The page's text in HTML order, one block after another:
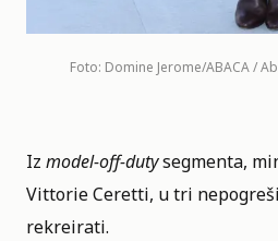
Foto: Domine Jerome/ABACA /
Iz model-off-dutysegmenta,
Vittorie Ceretti, u tri
rekreirati.